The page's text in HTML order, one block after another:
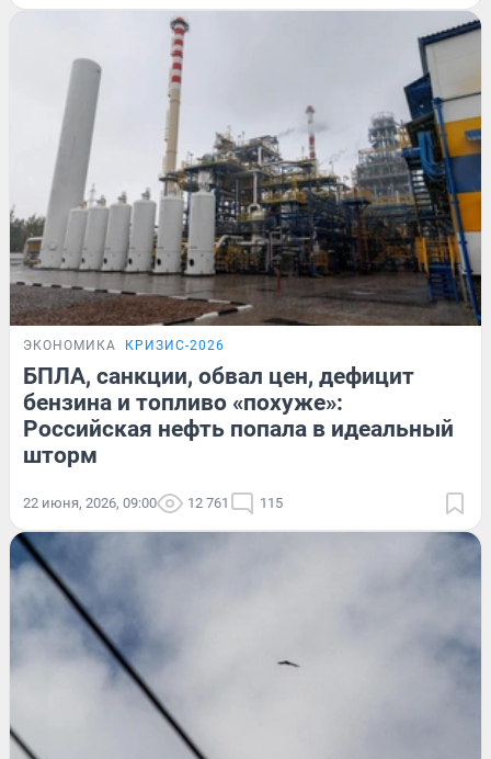
ЭКОНОМИКА КРИЗИС-2026
БПЛА, санкции, обвал цен, дефицит
бензина и топливо «похуже»:
Российская нефть попала в идеальный
шторм
22 июня, 2026, 09:00 12 761 115